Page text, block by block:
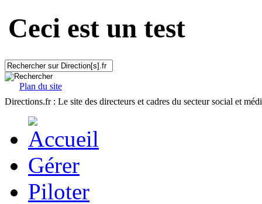
Ceci est un test
Plan du site
Directions.fr : Le site des directeurs et cadres du secteur social et
Gérer
Piloter